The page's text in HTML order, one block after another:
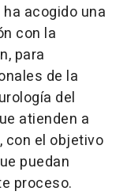
acogido una
con la
para
de la
del
atienden a
con el objetivo
puedan
proceso.